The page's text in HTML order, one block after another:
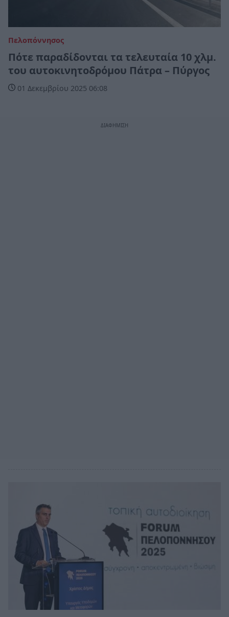
Πελοπόννησος
Πότε παραδίδονται τα τελευταία 10 χλμ.
του αυτοκινητοδρόμου Πάτρα – Πύργος
01 Δεκεμβρίου 2025 06:08